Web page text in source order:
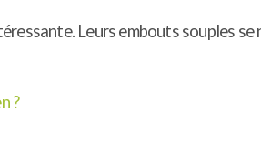
Leurs embouts souples
?